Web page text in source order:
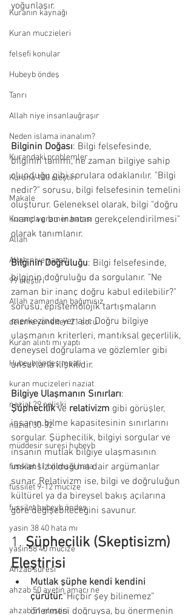
Kuranın kaynağı
Kuran muczieleri
felsefi konular
Hubeyb öndeş
Tanrı
Allah niye insanlauğraşır
Neden islama inanalım?
Kurandaki problemler
Kurana 100 eleştiri
Makale
Kuranda gramer hatası
Allah
Allah niye yarattı
99 eleştiri
Allah zamandan bağımısız
deizme yönelten 21 soru
Kuran alıntı mı yaptı
Hubeyb öndeş meali
kuran mucizeleri naziat
naziat 29 çelişki
naziat 30-32
müddesir suresi hubeyb
fussilet 11 bilimsel hata
fussilet 9-12 mucize
fussilet hubeyb öndeş
yasin 38 40 hata mı
yasin38 40 mucize
Ahzab suresi
ahzab 50 ayetin amacı ne
ahzab 51 eleştiri
yoğunlaşır.
Bilginin Doğası: Bilgi felsefesinde,
bilginin tanımı, ne zaman bilgiye sahip
olunduğu gibi sorulara odaklanılır. "Bilgi
nedir?" sorusu, bilgi felsefesinin temelini
oluşturur. Geleneksel olarak, bilgi "doğru
inanç ve bu inancın gerekçelendirilmesi"
olarak tanımlanır.
Bilginin Doğruluğu: Bilgi felsefesinde,
bilginin doğruluğu da sorgulanır. "Ne
zaman bir inanç doğru kabul edilebilir?"
sorusu, epistemolojik tartışmaların
merkezinde yer alır. Doğru bilgiye
ulaşmanın kriterleri, mantıksal geçerlilik,
deneysel doğrulama ve gözlemler gibi
unsurlarla ilişkilidir.
Bilgiye Ulaşmanın Sınırları:
Şüphecilik ve relativizm gibi görüşler,
insanın bilme kapasitesinin sınırlarını
sorgular. Şüphecilik, bilgiyi sorgular ve
insanın mutlak bilgiye ulaşmasının
imkansız olduğuna dair argümanlar
sunar. Relativizm ise, bilgi ve doğruluğun
kültürel ya da bireysel bakış açılarına
göre değişebileceğini savunur.
1. Şüphecilik (Skeptisizm)
Eleştirisi
Mutlak şüphe kendi kendini
çürütür.“Hiçbir şey bilinemez”
önermesi doğruysa, bu önermenin